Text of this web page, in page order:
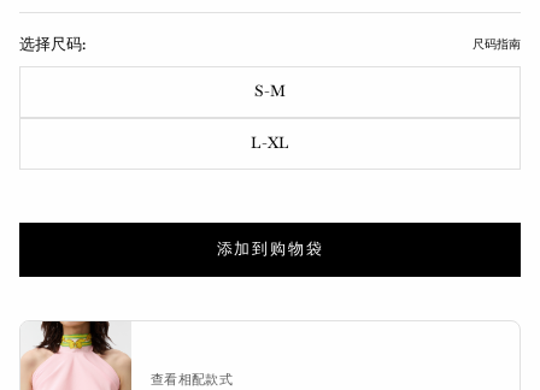
选择尺码: 尺码指南
S-M
L-XL
添加到购物袋
查看相配款式